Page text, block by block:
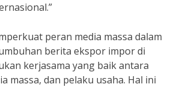
peran media massa dalam
berita ekspor impor di
kerjasama yang baik antara
massa, dan pelaku usaha. Hal ini